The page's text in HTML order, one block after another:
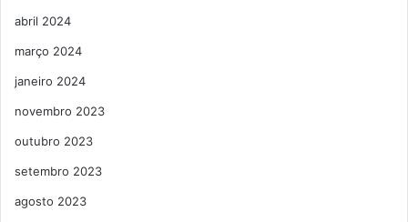
abril 2024
março 2024
janeiro 2024
novembro 2023
outubro 2023
setembro 2023
agosto 2023